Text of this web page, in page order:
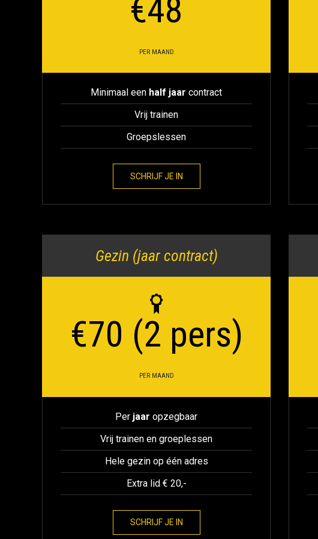
€48
PER MAAND
Minimaal een half jaar contract
Vrij trainen
Groepslessen
SCHRIJF JE IN
Gezin (jaar contract)
€70 (2 pers)
PER MAAND
Per jaar opzegbaar
Vrij trainen en groeplessen
Hele gezin op één adres
Extra lid € 20,-
SCHRIJF JE IN